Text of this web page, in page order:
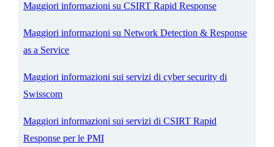
Maggiori informazioni su CSIRT Rapid Response
Maggiori informazioni su Network Detection & Response
as a Service
Maggiori informazioni sui servizi di cyber security di
Swisscom
Maggiori informazioni sui servizi di CSIRT Rapid
Response per le PMI